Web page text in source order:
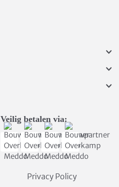
Veilig betalen via:
Privacy Policy